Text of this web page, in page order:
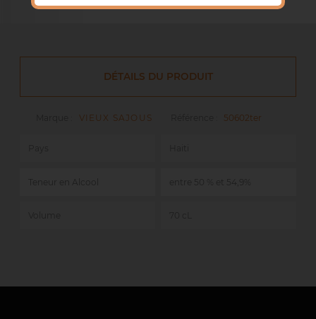
DÉTAILS DU PRODUIT
VIEUX SAJOUS 50602ter